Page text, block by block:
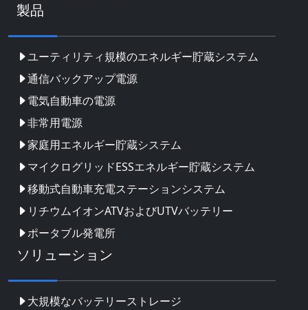
製品
ユーティリティ規模のエネルギー貯蔵システム
通信バックアップ電源
電気自動車の電源
非常用電源
家庭用エネルギー貯蔵システム
マイクログリッドESSエネルギー貯蔵システム
移動式自動車充電ステーションシステム
リチウムイオンATVおよびUTVバッテリー
ポータブル発電所
ソリューション
大規模なバッテリーストレージ